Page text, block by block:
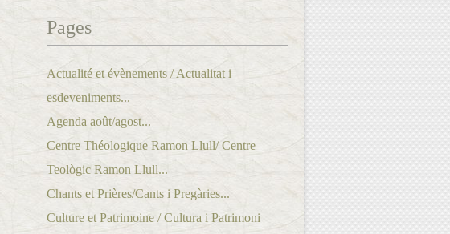
Pages
Actualité et évènements / Actualitat i
esdeveniments...
Agenda août/agost...
Centre Théologique Ramon Llull/ Centre
Teològic Ramon Llull...
Chants et Prières/Cants i Pregàries...
Culture et Patrimoine / Cultura i Patrimoni